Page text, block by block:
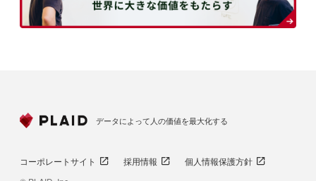
データによって人の価値を最大化する
コーポレートサイト 採用情報
個人情報保護方針